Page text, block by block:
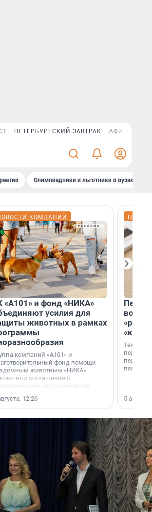
ПЕТЕРБУРГСКИЙ ЗАВТРАК АФИША PLUS
Олимпиадники и льготники в вузах СПб
КОМПАНИЙ
«А101» и фонд «НИКА»
усилия для
животных в рамках
компаний «А101» и
фонд помощи
животным «НИКА»
соглашение о
сотрудничестве.
12:26
5